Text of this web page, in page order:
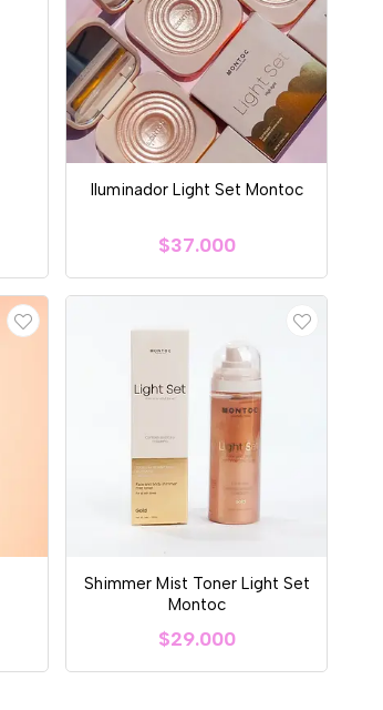
Iluminador Light Set Montoc
$37.000
Shimmer Mist Toner Light Set
Montoc
$29.000